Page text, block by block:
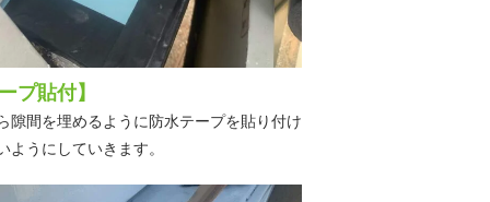
プ貼付】
隙間を埋めるように防水テープを貼り付け
ようにしていきます。